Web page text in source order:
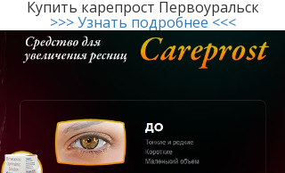
Купить карепрост Первоуральск
>>> Узнать подробнее <<<